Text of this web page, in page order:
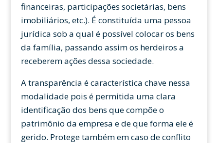
financeiras, participações societárias, bens
imobiliários, etc.). É constituída uma pessoa
jurídica sob a qual é possível colocar os bens
da família, passando assim os herdeiros a
receberem ações dessa sociedade.
A transparência é característica chave nessa
modalidade pois é permitida uma clara
identificação dos bens que compõe o
patrimônio da empresa e de que forma ele é
gerido. Protege também em caso de conflito